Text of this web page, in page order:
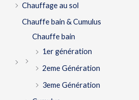
Chauffage au sol
Chauffe bain & Cumulus
Chauffe bain
1er génération
2eme Génération
3eme Génération